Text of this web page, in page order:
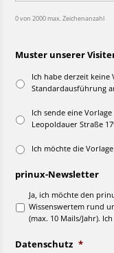
0 von 2000 max. Zeichenanzahl
Muster unserer
Ich habe derzeit keine
Standardausführung
Ich sende eine
Leopoldauer Straße
Ich möchte die
prinux-Newsletter
Ja, ich möchte den
Wissenswertem rund
(max. 10 Mails/Jahr).
Datenschutz *